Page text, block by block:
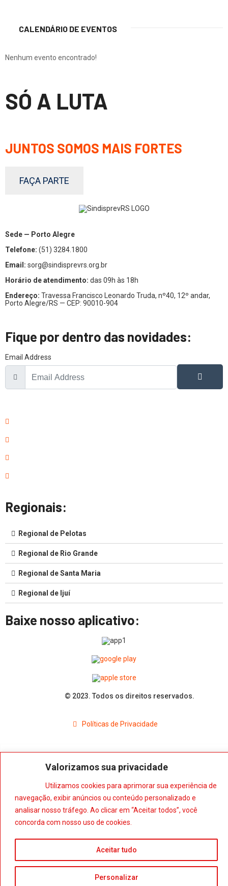
Valorizamos sua privacidade
Utilizamos cookies para aprimorar sua experiência de
navegação, exibir anúncios ou conteúdo personalizado e
analisar nosso tráfego. Ao clicar em “Aceitar todos”, você
concorda com nosso uso de cookies.
Personalizar
Aceitar tudo
CALENDÁRIO DE EVENTOS
Nenhum evento encontrado!
SÓ A LUTA
JUNTOS SOMOS MAIS FORTES
FAÇA PARTE
Sede — Porto Alegre
Telefone: (51) 3284.1800
Email: sorg@sindisprevrs.org.br
Horário de atendimento: das 09h às 18h
Endereço: Travessa Francisco Leonardo Truda, nº40, 12º andar,
Porto Alegre/RS — CEP: 90010-904
Fique por dentro das novidades:
Email Address
Regionais:
Regional de Pelotas
Regional de Rio Grande
Regional de Santa Maria
Regional de Ijuí
Baixe nosso aplicativo:
© 2023. Todos os direitos reservados.
Políticas de Privacidade